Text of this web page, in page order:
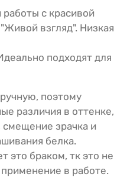
работы с красивой
взгляд". Низкая
подходят для
поэтому
различия в оттенке,
зрачка и
белка.
это браком, тк это не
в работе.